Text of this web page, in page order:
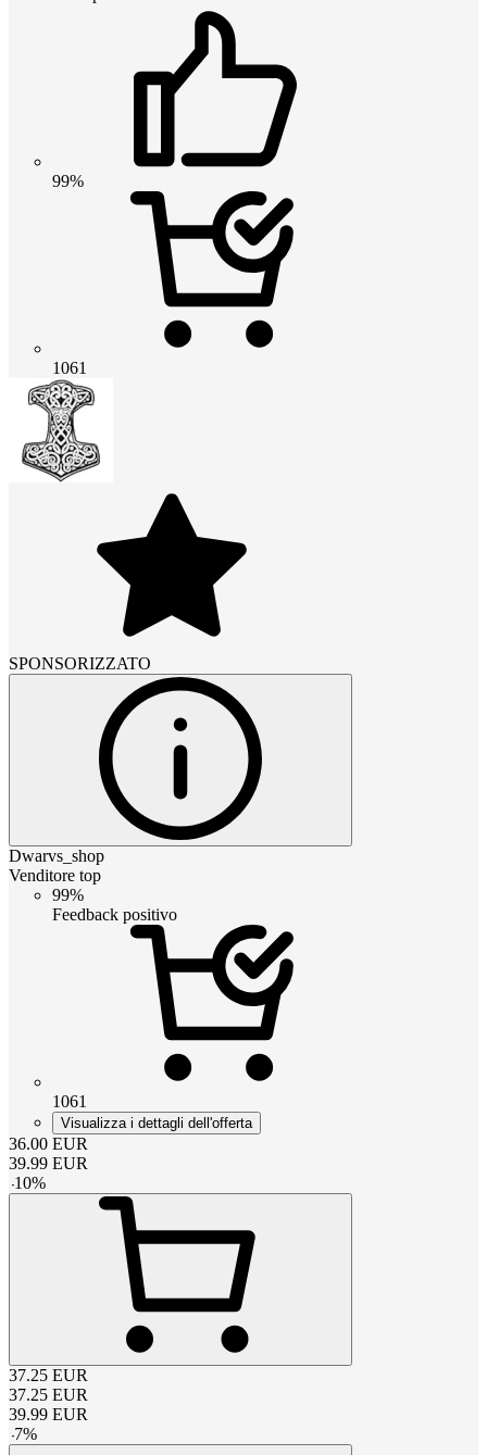
99%
1061
SPONSORIZZATO
Dwarvs_shop
Venditore top
99%
Feedback positivo
1061
Visualizza i dettagli dell'offerta
36.00 EUR
39.99 EUR
-10%
37.25 EUR
37.25 EUR
39.99 EUR
-7%